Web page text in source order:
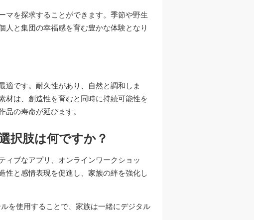
マを探求することができます。季節や野生
と集団の幸福感を育む豊かな体験となり
適です。耐久性があり、自然と調和しま
材は、創造性を育むと同時に持続可能性を
の寿命が延びます。
択肢は何ですか？
ィブなアプリ、オンラインワークショッ
性と感情表現を促進し、家族の絆を強化し
を使用することで、家族は一緒にデジタル